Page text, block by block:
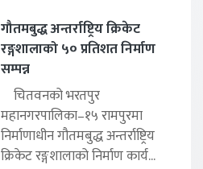
गौतमबुद्ध अन्तर्राष्ट्रिय क्रिकेट
रङ्गशालाको ५० प्रतिशत निर्माण
सम्पन्न
चितवनको भरतपुर
महानगरपालिका–१५ रामपुरमा
निर्माणाधीन गौतमबुद्ध अन्तर्राष्ट्रिय
क्रिकेट रङ्गशालाको निर्माण कार्य...